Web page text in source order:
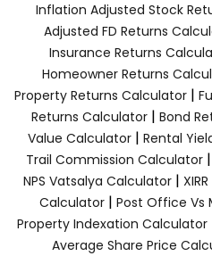
Inflation Adjusted Stock
Adjusted FD Returns
Insurance Returns
Homeowner Returns
Property Returns Calculator |
Returns Calculator | Bond
Value Calculator | Rental
Trail Commission Calculator|
NPS Vatsalya Calculator|
Calculator| Post Office Vs
Property Indexation Calculator
Average Share Price